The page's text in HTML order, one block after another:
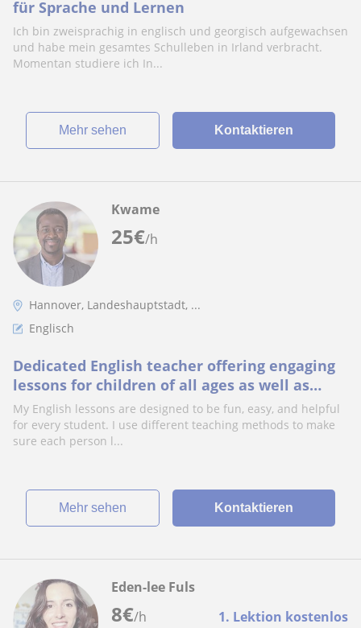
für Sprache und Lernen
Ich bin zweisprachig in englisch und georgisch aufgewachsen
und habe mein gesamtes Schulleben in Irland verbracht.
Momentan studiere ich In...
Mehr sehen Kontaktieren
25€/h
Kwame
Hannover, Landeshauptstadt, ...
Englisch
Dedicated English teacher offering engaging
lessons for children of all ages as well as
adult learners.
My English lessons are designed to be fun, easy, and helpful
for every student. I use different teaching methods to make
sure each person l...
Mehr sehen Kontaktieren
8€/h 1. Lektion kostenlos
Eden-lee Fuls